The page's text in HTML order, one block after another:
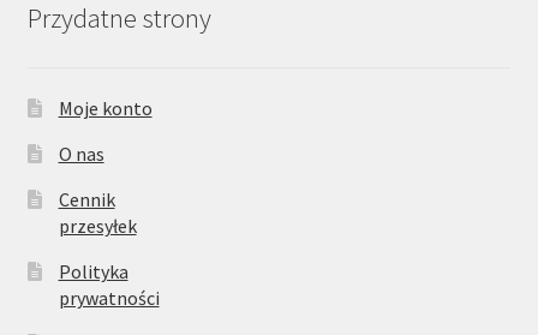
Przydatne strony
Moje konto
O nas
Cennik
przesyłek
Polityka
prywatności